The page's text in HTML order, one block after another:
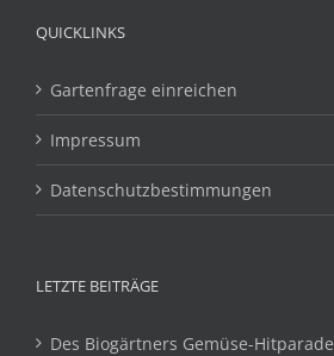
QUICKLINKS
Gartenfrage einreichen
Impressum
Datenschutzbestimmungen
LETZTE BEITRÄGE
Des Biogärtners Gemüse-Hitparade